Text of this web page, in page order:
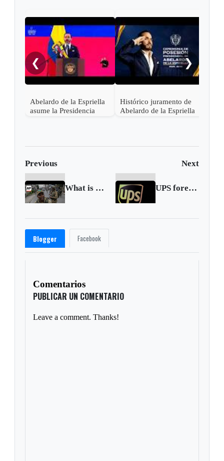
❮
Abelardo de la Espriella
asume la Presidencia
Histórico juramento de
Abelardo de la Espriella
❯
Previous Next
What is happening in Congo? Rebels claim they captured Goma UPS forecasts revenue slide on fewer Amazon deliveries, shares drop
Blogger Facebook
Comentarios
PUBLICAR UN COMENTARIO
Leave a comment. Thanks!